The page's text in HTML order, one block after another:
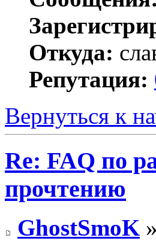
Откуда:
Репутация:
Вернуться к
Re: FAQ по
прочтению
GhostSmoK